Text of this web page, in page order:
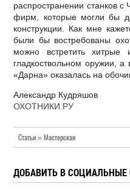
распространении станков с
фирм, которые могли бы
конструкции. Как мне
были бы востребованы
можно встретить хитрые
гладкоствольном оружии, а
«Дарна» оказалась на
Александр Кудряшов
ОХОТНИКИ.РУ
Статьи » Мастерская
ДОБАВИТЬ В СОЦИАЛЬНЫЕ